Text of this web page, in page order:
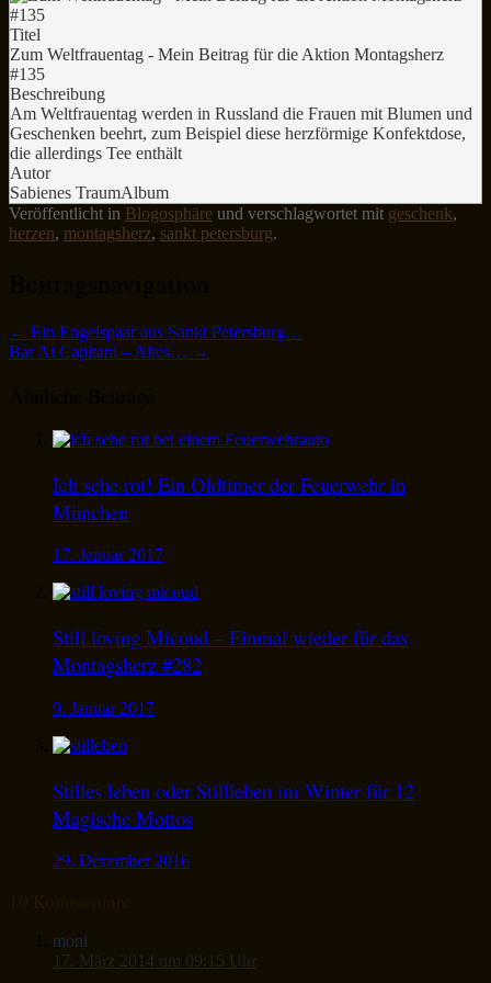
Titel
Zum Weltfrauentag - Mein Beitrag für die Aktion Montagsherz
#135
Beschreibung
Am Weltfrauentag werden in Russland die Frauen mit Blumen und
Geschenken beehrt, zum Beispiel diese herzförmige Konfektdose,
die allerdings Tee enthält
Autor
Sabienes TraumAlbum
Veröffentlicht in Blogosphäre und verschlagwortet mit geschenk,
herzen, montagsherz, sankt petersburg.
← Ein Engelspaar aus Sankt Petersburg…
Bar Ai Capitani – Altes… →
Ich sehe rot! Ein Oldtimer der Feuerwehr in
München
17. Januar 2017
Still loving Micoud – Einmal wieder für das
Montagsherz #282
9. Januar 2017
Stilles leben oder Stillleben im Winter für 12
Magische Mottos
29. Dezember 2016
moni
17. März 2014 um 09:15 Uhr